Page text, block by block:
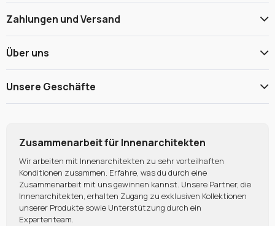
Zahlungen und Versand
Über uns
Unsere Geschäfte
Zusammenarbeit für Innenarchitekten
Wir arbeiten mit Innenarchitekten zu sehr vorteilhaften
Konditionen zusammen. Erfahre, was du durch eine
Zusammenarbeit mit uns gewinnen kannst. Unsere Partner, die
Innenarchitekten, erhalten Zugang zu exklusiven Kollektionen
unserer Produkte sowie Unterstützung durch ein
Expertenteam.